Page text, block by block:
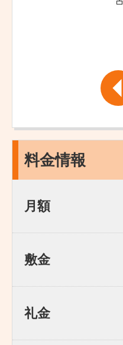
料金情報
月額
敷金
礼金